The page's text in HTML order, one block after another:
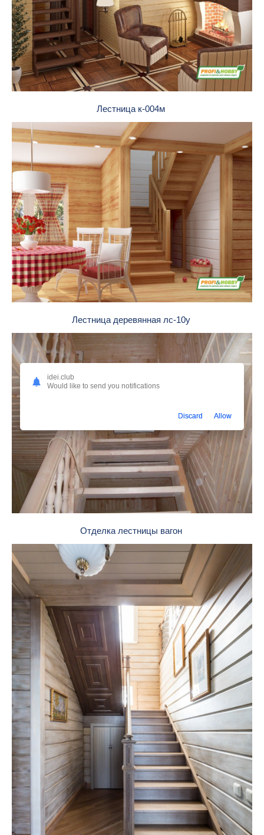
Лестница к-004м
Лестница деревянная лс-10у
Отделка лестницы вагон
idei.club
Would like to send you notifications
Discard Allow